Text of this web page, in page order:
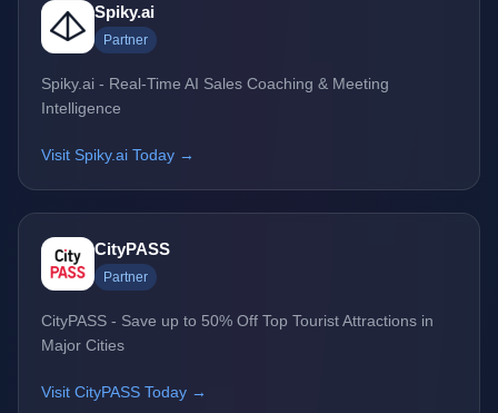
Spiky.ai
Partner
Spiky.ai - Real-Time AI Sales Coaching & Meeting
Intelligence
Visit Spiky.ai Today →
CityPASS
Partner
CityPASS - Save up to 50% Off Top Tourist Attractions in
Major Cities
Visit CityPASS Today →